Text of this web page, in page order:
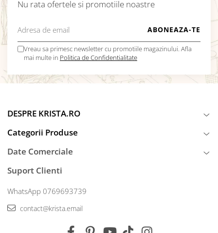
Nu rata ofertele si promotiile noastre
Vreau sa primesc newsletter cu promotiile magazinului. Afla
mai multe in Politica de Confidentialitate
DESPRE KRISTA.RO
Categorii Produse
Date Comerciale
Suport Clienti
WhatsApp 0769693739
contact@krista.email